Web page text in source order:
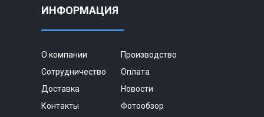
ИНФОРМАЦИЯ
О компании
Производство
Сотрудничество
Оплата
Доставка
Новости
Контакты
Фотообзор